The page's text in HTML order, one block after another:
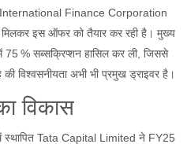
International Finance Corporation
मिलकर इस ऑफर को तैयार कर रही है। मुख्य
% सब्सक्रिप्शन हासिल कर ली, जिससे
विश्वसनीयता अभी भी प्रमुख ड्राइवर है।
विकास
स्थापित Tata Capital Limited ने FY25